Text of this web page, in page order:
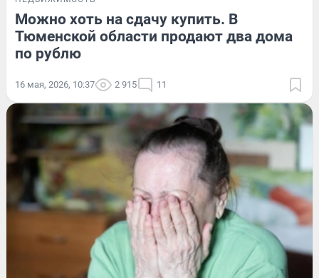
Можно хоть на сдачу купить. В
Тюменской области продают два дома
по рублю
16 мая, 2026, 10:37 2 915 11